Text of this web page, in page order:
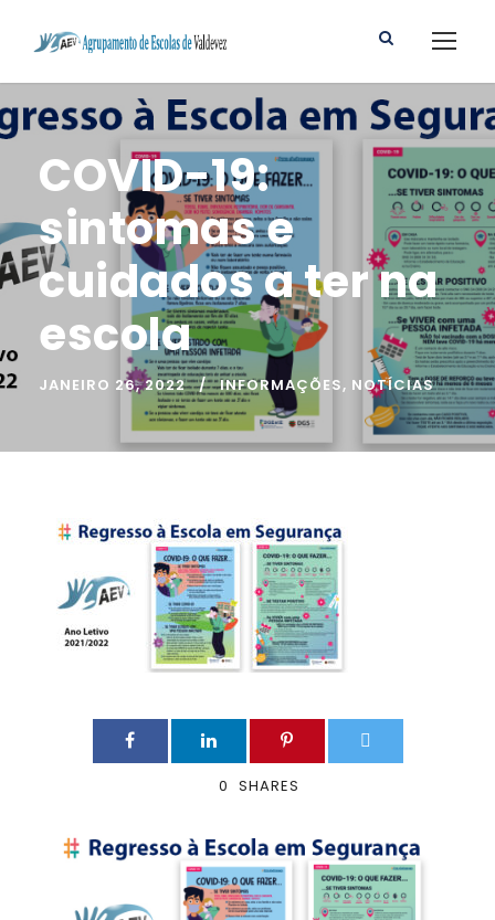
COVID-19:
sintomas e
cuidados a ter na
escola
JANEIRO 26, 2022 INFORMAÇÕES, NOTÍCIAS
0 SHARES